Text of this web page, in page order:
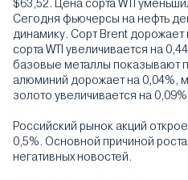
$63,52. Цена сорта WTI
Сегодня фьючерсы на нефть
динамику. Сорт Brent дорожает
сорта WTI увеличивается на
базовые металлы показывают
алюминий дорожает на 0,04%,
золото увеличивается на
Российский рынок акций
0,5%. Основной причиной роста
негативных новостей.